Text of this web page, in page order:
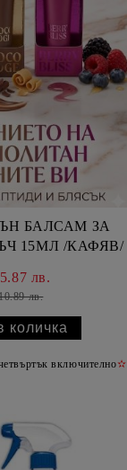
БАЛСАМ ЗА
15МЛ /КАФЯВ/
5.87 лв.
лв.
включително✫